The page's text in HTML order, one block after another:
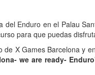
del Enduro en el Palau
para que puedas
de X Games Barcelona y
we are ready-